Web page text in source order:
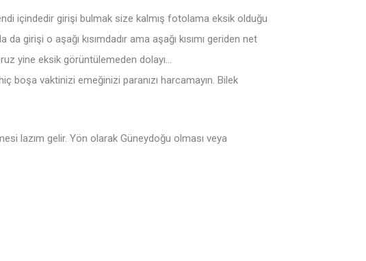
içindedir girişi bulmak size kalmış fotolama eksik olduğu
girişi o aşağı kısımdadır ama aşağı kısımı geriden net
yine eksik görüntülemeden dolayı…
boşa vaktinizi emeğinizi paranızı harcamayın. Bilek
lazım gelir. Yön olarak Güneydoğu olması veya